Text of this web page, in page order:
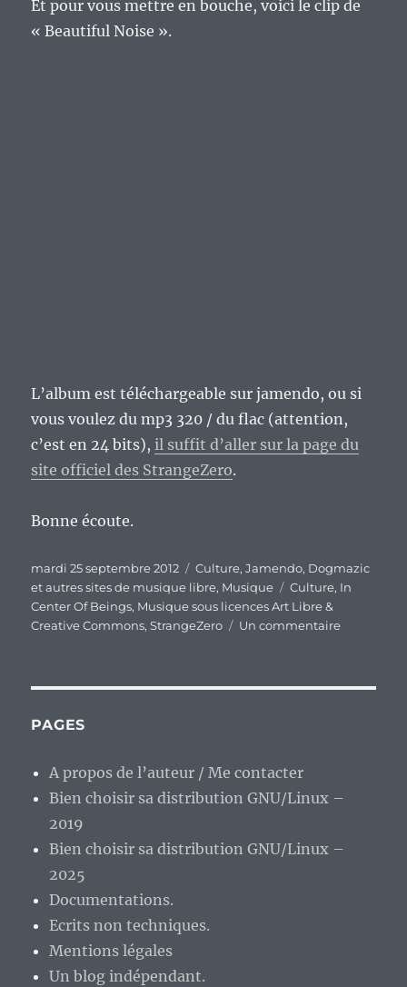
Et pour vous mettre en bouche, voici le clip de
« Beautiful Noise ».
L’album est téléchargeable sur jamendo, ou si
vous voulez du mp3 320 / du flac (attention,
c’est en 24 bits),il suffit d’aller sur la page du
site officiel des StrangeZero.
Bonne écoute.
Publié
le
mardi 25 septembre 2012 Catégories
Culture,Jamendo, Dogmazic
et autres sites de musique libre, Musique Étiquettes
Culture, In
Center Of Beings, Musique sous licences Art Libre &
Creative Commons,StrangeZero Un commentairesur
PAGES
A propos de l’auteur / Me contacter
Bien choisir sa distribution GNU/Linux –
2019
Bien choisir sa distribution GNU/Linux –
2025
Documentations.
Ecrits non techniques.
Mentions légales
Un blog indépendant.